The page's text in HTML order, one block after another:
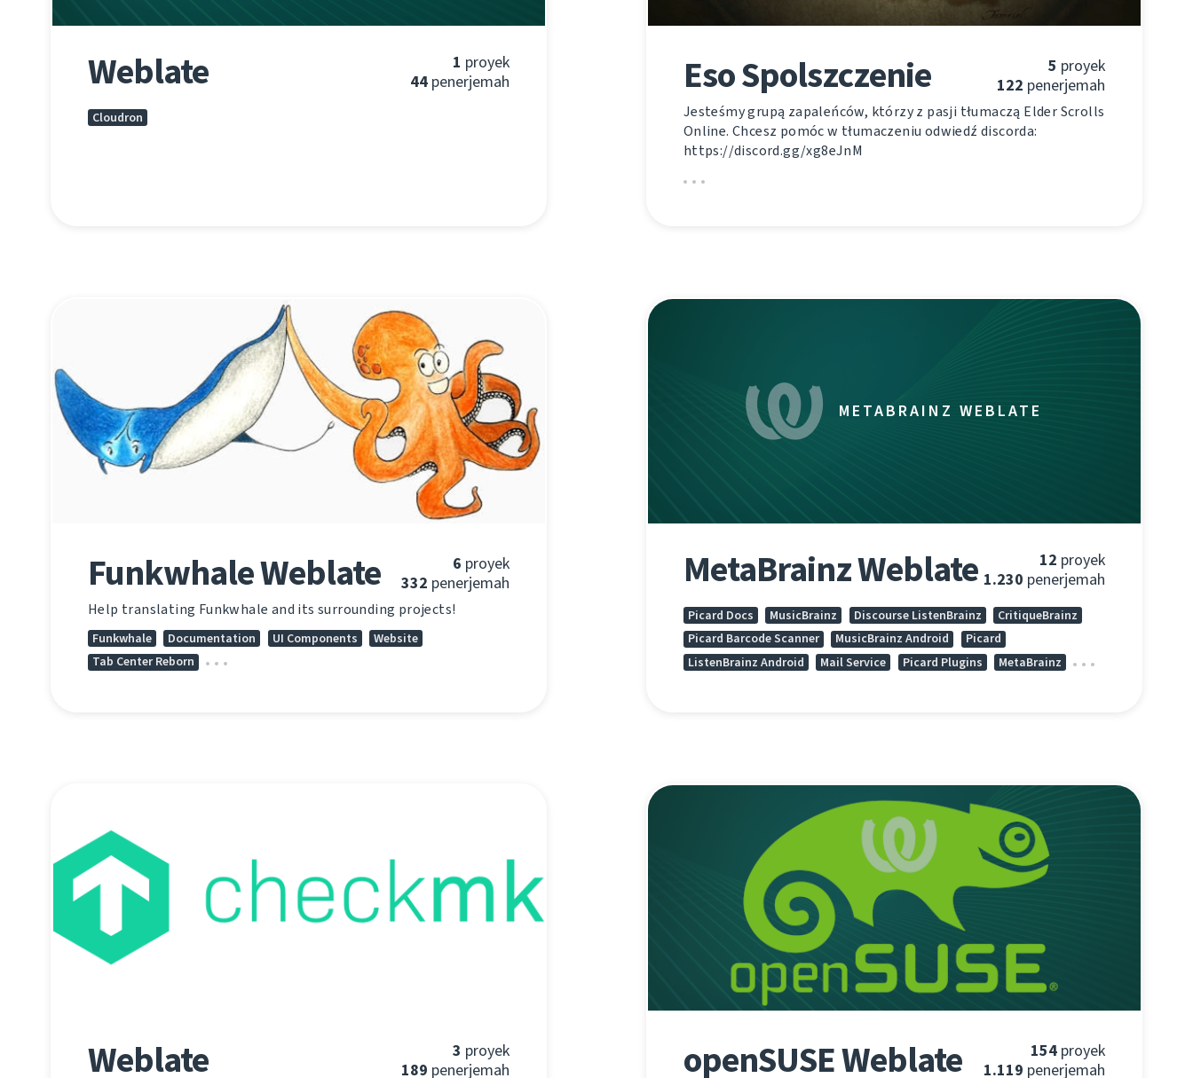
1 proyek
44 penerjemah
Weblate
Cloudron
5 proyek
122 penerjemah
Eso Spolszczenie
Jesteśmy grupą zapaleńców, którzy z pasji tłumaczą Elder Scrolls
Online. Chcesz pomóc w tłumaczeniu odwiedź discorda:
https://discord.gg/xg8eJnM
6 proyek
332 penerjemah
Funkwhale Weblate
Help translating Funkwhale and its surrounding projects!
Funkwhale Documentation UI Components
Website
Tab Center Reborn
METABRAINZ WEBLATE
12 proyek
1.230 penerjemah
MetaBrainz Weblate
Picard Docs MusicBrainz Discourse ListenBrainz
CritiqueBrainz
Picard Barcode Scanner
MusicBrainz Android
Picard
ListenBrainz Android
Mail Service Picard Plugins MetaBrainz
3 proyek
189 penerjemah
Weblate 154 proyek
1.119 penerjemah
openSUSE Weblate